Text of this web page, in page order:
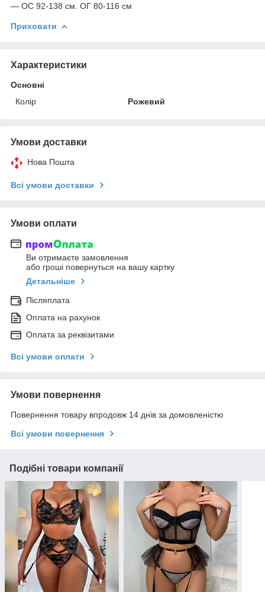
— ОС 92-138 см. ОГ 80-116 см
Приховати
Характеристики
Основні
Колір
Рожевий
Умови доставки
Нова Пошта
Всі умови доставки
Умови оплати
Ви отримаєте замовлення
або гроші повернуться на вашу картку
Детальніше
Післяплата
Оплата на рахунок
Оплата за реквізитами
Всі умови оплати
Умови повернення
Повернення товару впродовж 14 днів за домовленістю
Всі умови повернення
Подібні товари компанії